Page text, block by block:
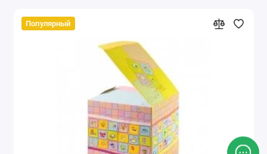
Популярный